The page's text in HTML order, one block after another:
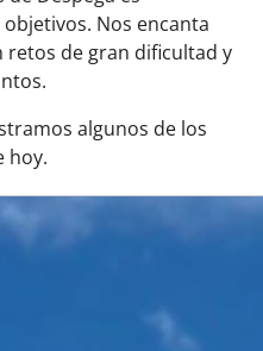
Nos encanta
de gran dificultad y
algunos de los
hoy.